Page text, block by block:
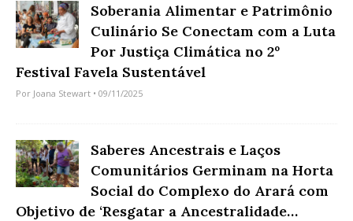
Soberania Alimentar e Patrimônio
Culinário Se Conectam com a Luta
Por Justiça Climática no 2º
Festival Favela Sustentável
Por Joana Stewart • 09/11/2025
Saberes Ancestrais e Laços
Comunitários Germinam na Horta
Social do Complexo do Arará com
Objetivo de ‘Resgatar a Ancestralidade…